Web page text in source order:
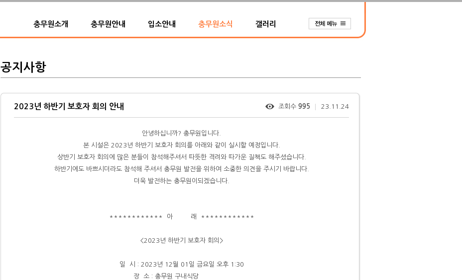
충무원소개 충무원안내 입소안내 충무원소식 갤러리
공지사항
2023년 하반기 보호자 회의 안내 조회수 995 23.11.24
안녕하십니까? 충무원입니다.
본 시설은 2023년 하반기 보호자 회의를 아래와 같이 실시할 예정입니다.
상반기 보호자 회의에 많은 분들이 참석해주셔서 따뜻한 격려와 따가운 질책도 해주셨습니다.
하반기에도 바쁘시더라도 참석해 주셔서 충무원 발전을 위하여 소중한 의견을 주시기 바랍니다.
더욱 발전하는 충무원이되겠습니다.
************ 아 래 ************
<2023년 하반기 보호자 회의>
일 시 : 2023년 12월 01일 금요일 오후 1:30
장 소 : 충무원 구내식당